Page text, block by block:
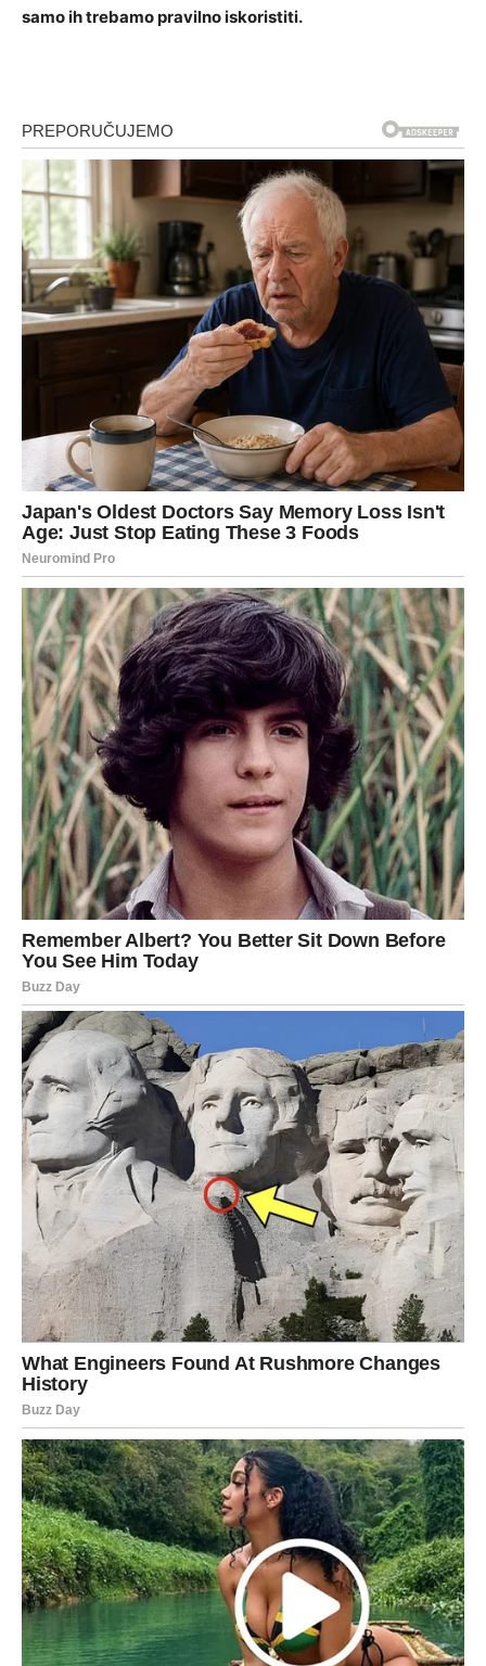
samo ih trebamo pravilno iskoristiti.